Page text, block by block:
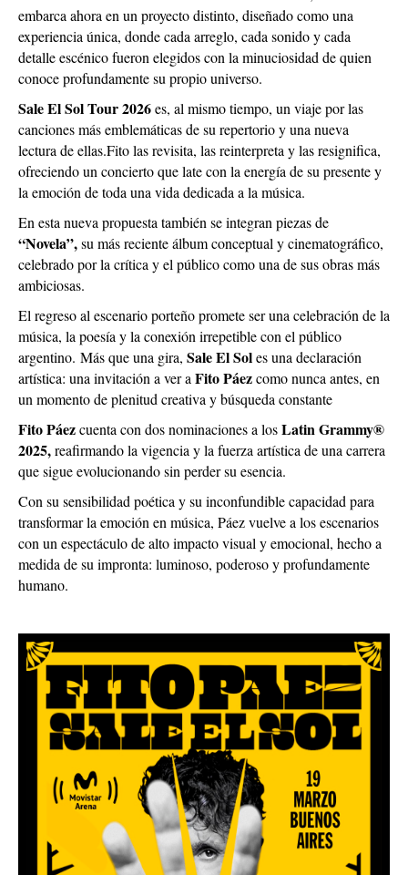
embarca ahora en un proyecto distinto, diseñado como una
experiencia única, donde cada arreglo, cada sonido y cada
detalle escénico fueron elegidos con la minuciosidad de quien
conoce profundamente su propio universo.
Sale El Sol Tour 2026es, al mismo tiempo, un viaje por las
canciones más emblemáticas de su repertorio y una nueva
lectura de ellas.Fito las revisita, las reinterpreta y las resignifica,
ofreciendo un concierto que late con la energía de su presente y
la emoción de toda una vida dedicada a la música.
En esta nueva propuesta también se integran piezas de
“Novela”,su más reciente álbum conceptual y cinematográfico,
celebrado por la crítica y el público como una de sus obras más
ambiciosas.
El regreso al escenario porteño promete ser una celebración de la
música, la poesía y la conexión irrepetible con el público
argentino. Más que una gira, Sale El Soles una declaración
artística: una invitación a ver a Fito Páezcomo nunca antes, en
un momento de plenitud creativa y búsqueda constante
Fito Páezcuenta con dos nominaciones a losLatin Grammy®
2025,reafirmando la vigencia y la fuerza artística de una carrera
que sigue evolucionando sin perder su esencia.
Con su sensibilidad poética y su inconfundible capacidad para
transformar la emoción en música, Páez vuelve a los escenarios
con un espectáculo de alto impacto visual y emocional, hecho a
medida de su impronta: luminoso, poderoso y profundamente
humano.